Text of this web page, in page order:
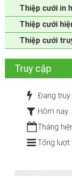
Thiệp cưới in
Thiệp cưới
Thiệp cưới
Truy cập
Đang
Hôm nay
Tháng
Tổng lượt